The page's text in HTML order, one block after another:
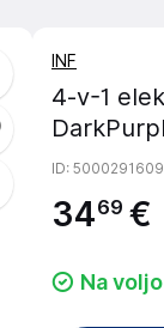
INF
4-v-1
ID: 5000291609
3469 €
Na